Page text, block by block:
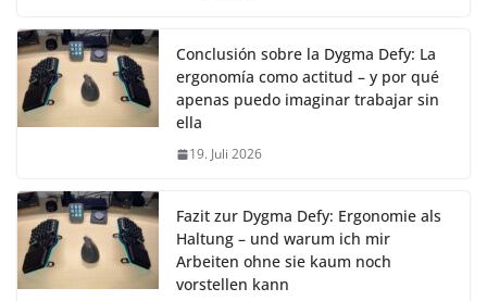
Conclusión sobre la Dygma Defy: La
ergonomía como actitud – y por qué
apenas puedo imaginar trabajar sin
ella
19. Juli 2026
Fazit zur Dygma Defy: Ergonomie als
Haltung – und warum ich mir
Arbeiten ohne sie kaum noch
vorstellen kann